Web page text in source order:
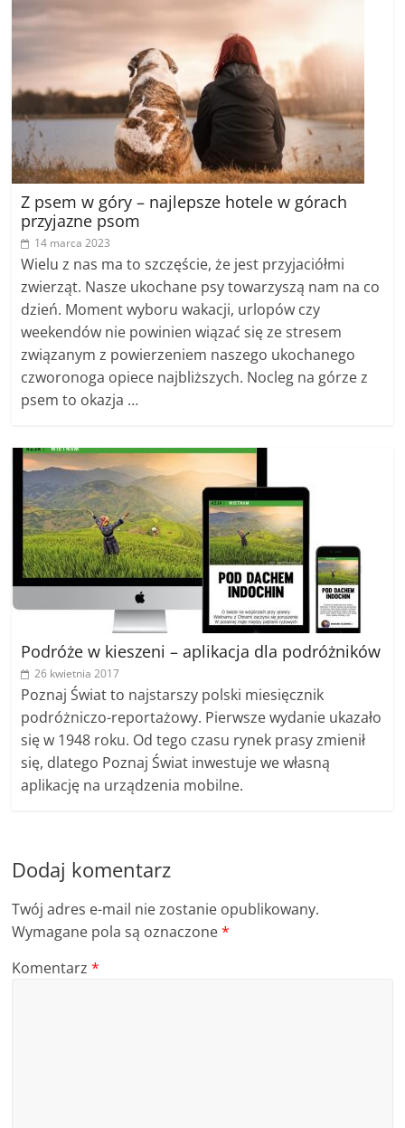
Z psem w góry – najlepsze hotele w górach
przyjazne psom
14 marca 2023
Wielu z nas ma to szczęście, że jest przyjaciółmi
zwierząt. Nasze ukochane psy towarzyszą nam na co
dzień. Moment wyboru wakacji, urlopów czy
weekendów nie powinien wiązać się ze stresem
związanym z powierzeniem naszego ukochanego
czworonoga opiece najbliższych. Nocleg na górze z
psem to okazja …
Podróże w kieszeni – aplikacja dla podróżników
26 kwietnia 2017
Poznaj Świat to najstarszy polski miesięcznik
podróżniczo-reportażowy. Pierwsze wydanie ukazało
się w 1948 roku. Od tego czasu rynek prasy zmienił
się, dlatego Poznaj Świat inwestuje we własną
aplikację na urządzenia mobilne.
Dodaj komentarz
Twój adres e-mail nie zostanie opublikowany.
Wymagane pola są oznaczone*
Komentarz*